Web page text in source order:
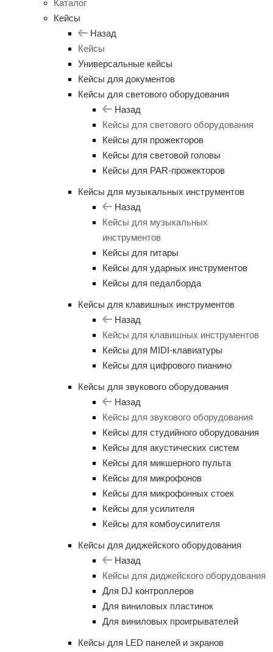
Каталог
Кейсы
Назад
Кейсы
Универсальные кейсы
Кейсы для документов
Кейсы для светового оборудования
Назад
Кейсы для светового оборудования
Кейсы для прожекторов
Кейсы для световой головы
Кейсы для PAR-прожекторов
Кейсы для музыкальных инструментов
Назад
Кейсы для музыкальных
инструментов
Кейсы для гитары
Кейсы для ударных инструментов
Кейсы для педалборда
Кейсы для клавишных инструментов
Назад
Кейсы для клавишных инструментов
Кейсы для MIDI-клавиатуры
Кейсы для цифрового пианино
Кейсы для звукового оборудования
Назад
Кейсы для звукового оборудования
Кейсы для студийного оборудования
Кейсы для акустических систем
Кейсы для микшерного пульта
Кейсы для микрофонов
Кейсы для микрофонных стоек
Кейсы для усилителя
Кейсы для комбоусилителя
Кейсы для диджейского оборудования
Назад
Кейсы для диджейского оборудования
Для DJ контроллеров
Для виниловых пластинок
Для виниловых проигрывателей
Кейсы для LED панелей и экранов